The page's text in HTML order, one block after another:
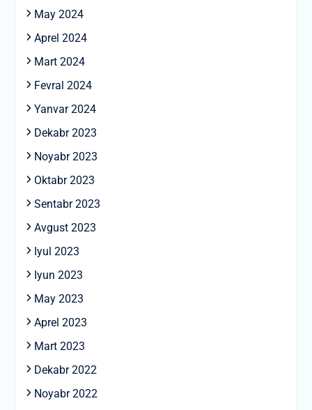
May 2024
Aprel 2024
Mart 2024
Fevral 2024
Yanvar 2024
Dekabr 2023
Noyabr 2023
Oktabr 2023
Sentabr 2023
Avgust 2023
Iyul 2023
Iyun 2023
May 2023
Aprel 2023
Mart 2023
Dekabr 2022
Noyabr 2022